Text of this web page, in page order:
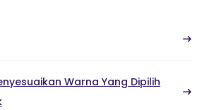
Warna Yang Dipilih